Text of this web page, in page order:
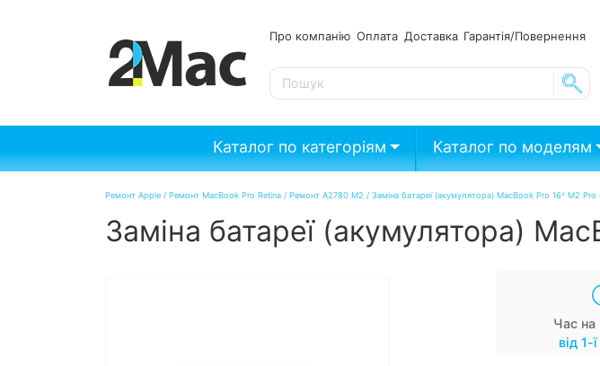
Про компанію Оплата Доставка Гарантія/
SE
Каталог по категоріям Каталог по моделям
Ремонт Apple / Ремонт MacBook Pro Retina / Ремонт A2780 M2 / Заміна батареї (акумулятора) MacBook Pro 16ᐥ M2 Pro
Заміна батареї (акумулятора)
Час на
від 1-